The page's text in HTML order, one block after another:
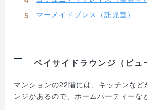
マーメイドプレス（託児室）
ベイサイドラウンジ（ビュ
マンションの22階には、キッチンなど
ンジがあるので、ホームパーティーな